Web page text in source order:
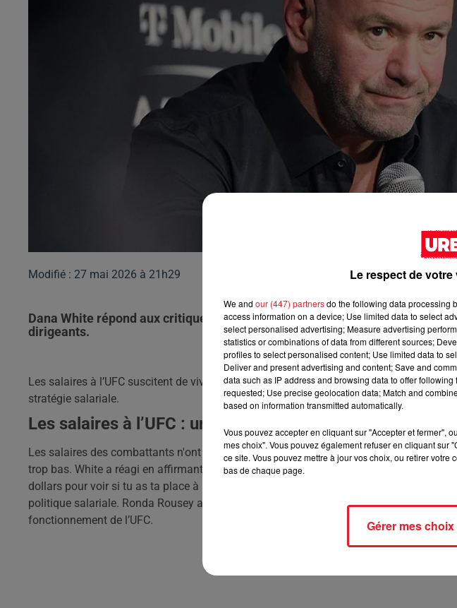
Modifié : 27 mai 2026 à 21h29
Dana White répond aux critiques sur les salaires à l’UFC, un sujet brûlant
dirigeants.
Les salaires à l’UFC suscitent de vives discussions. Dana White, PDG de
stratégie salariale.
Les salaires à l’UFC : une polémique persistante
Les salaires des combattants n'ont jamais été aussi controversés. Justin Gaethje a
trop bas. White a réagi en affirmant que les salaires augmentent chaque année. Il a
dollars pour voir si tu as ta place à l’UFC ? » Des figures comme Henry Cejudo et
politique salariale. Ronda Rousey a relancé le débat après sa signature avec MVP
fonctionnement de l’UFC.
Le respect de
We and our (447) partnersdo the following data processing
access information on a device; Use limited data to select
select personalised advertising; Measure advertising
statistics or combinations of data from different sources;
profiles to select personalised content; Use limited data to
Deliver and present advertising and content; Save and
data such as IP address and browsing data to offer
requested; Use precise geolocation data; Match and
based on information transmitted automatically.
Vous pouvez accepter en cliquant sur "Accepter et fermer",
mes choix". Vous pouvez également refuser en cliquant sur
ce site. Vous pouvez mettre à jour vos choix, ou retirer
bas de chaque page.
Gérer mes choix